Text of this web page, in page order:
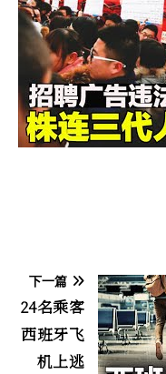
下一篇
24名乘客
西班牙飞
机上逃